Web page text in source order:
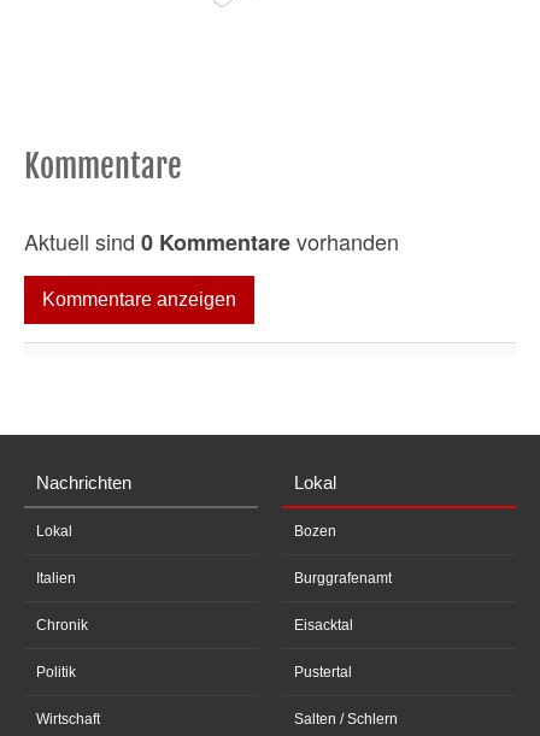
Kommentare
Aktuell sind 0 Kommentarevorhanden
Kommentare anzeigen
Nachrichten
Lokal
Italien
Chronik
Politik
Wirtschaft
Lokal
Bozen
Burggrafenamt
Eisacktal
Pustertal
Salten / Schlern